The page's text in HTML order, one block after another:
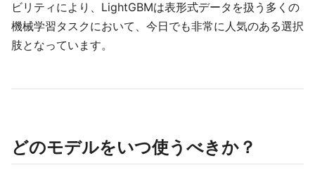
ビリティにより、LightGBMは表形式データを扱う多くの
機械学習タスクにおいて、今日でも非常に人気のある選択
肢となっています。
どのモデルをいつ使うべきか？